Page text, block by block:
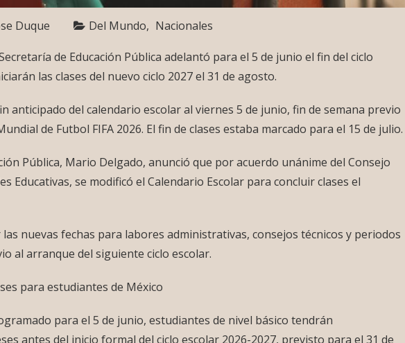
Duque Del Mundo Nacionales
de Educación Pública adelantó para el 5 de junio el fin del ciclo
las clases del nuevo ciclo 2027 el 31 de agosto.
anticipado del calendario escolar al viernes 5 de junio, fin de semana previo
de Futbol FIFA 2026. El fin de clases estaba marcado para el 15 de julio.
Pública, Mario Delgado, anunció que por acuerdo unánime del Consejo
Educativas, se modificó el Calendario Escolar para concluir clases el
las nuevas fechas para labores administrativas, consejos técnicos y periodos
al arranque del siguiente ciclo escolar.
para estudiantes de México
para el 5 de junio, estudiantes de nivel básico tendrán
antes del inicio formal del ciclo escolar 2026-2027, previsto para el 31 de